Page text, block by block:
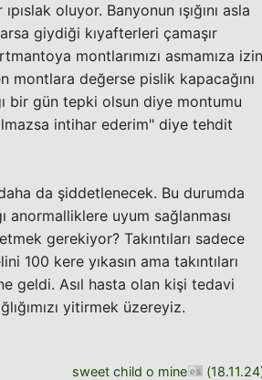
oluyor. Banyonun ışığını asla
giydiği kıyafterleri çamaşır
montlarımızı asmamıza izin
değerse pislik kapacağını
bir gün tepki olsun diye montumu
intihar ederim" diye tehdit
da şiddetlenecek. Bu durumda
anormalliklere uyum sağlanması
gerekiyor? Takıntıları sadece
kere yıkasın ama takıntıları
geldi. Asıl hasta olan kişi tedavi
yitirmek üzereyiz.
sweet child o mine (18.11.24